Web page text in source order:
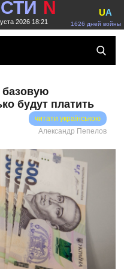
N
2026 18:21 1626 дней войны
UA
базовую
будут платить
читати українською
Александр Пепелов